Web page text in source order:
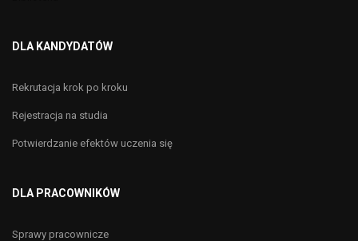
DLA KANDYDATÓW
Rekrutacja krok po kroku
Rejestracja na studia
Potwierdzanie efektów uczenia się
DLA PRACOWNIKÓW
Sprawy pracownicze